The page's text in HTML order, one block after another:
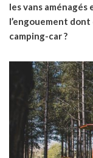
les vans
l’engouement
camping-car ?